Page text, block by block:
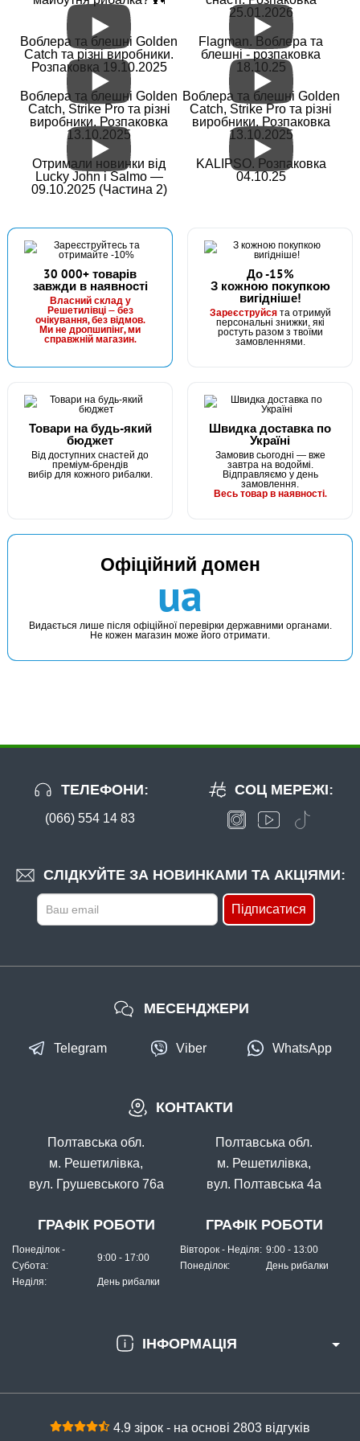
#2906450093297
В наявності
25 грн 2 шт.
КУПИТИ
Волосінь Winner KingFisher 30m. 0,12mm
#2906450093334
В наявності
25 грн 2 шт.
КУПИТИ
Волосінь Winner KingFisher 30m. 0,20mm
КУПИТИ
21 грн
#12059
21 грн 7 шт.
КУПИТИ
Волосінь Winner KingFisher 30m. 0,10mm (без упаковки)
В наявності
21 грн 2 шт.
25.01.2026
Воблера та блешні Golden
Catch та різні виробники.
Розпаковка 19.10.2025
Flagman. Воблера та
блешні - розпаковка
18.10.25
Воблера та блешні Golden
Catch, Strike Pro та різні
виробники. Розпаковка
13.10.2025
Воблера та блешні Golden
Catch, Strike Pro та різні
виробники. Розпаковка
13.10.2025
Отримали новинки від
Lucky John і Salmo —
09.10.2025 (Частина 2)
KALIPSO. Розпаковка
04.10.25
30 000+ товарів
завжди в наявності
Власний склад у
Решетилівці — без
очікування, без відмов.
Ми не дропшипінг, ми
справжній магазин.
До -15%
З кожною покупкою
вигідніше!
Зареєструйсята отримуй
персональні знижки, які
ростуть разом з твоїми
замовленнями.
Товари на будь-який
бюджет
Від доступних снастей до
преміум-брендів
вибір для кожного рибалки.
Швидка доставка по
Україні
Замовив сьогодні — вже
завтра на водоймі.
Відправляємо у день
замовлення.
Весь товар в наявності.
Офіційний домен
ua
Видається лише після офіційної перевірки державними органами.
Не кожен магазин може його отримати.
ТЕЛЕФОНИ:
(066) 554 14 83
СЛІДКУЙТЕ ЗА НОВИНКАМИ ТА АКЦІЯМИ:
Підписатися
СОЦ МЕРЕЖІ:
ІНФОРМАЦІЯ
КОНТАКТИ
Полтавська обл.
м. Решетилівка,
вул. Грушевського 76а
ГРАФІК РОБОТИ
Понеділок -
Субота:
9:00 - 17:00
Неділя: День рибалки
Полтавська обл.
м. Решетилівка,
вул. Полтавська 4а
ГРАФІК РОБОТИ
Вівторок - Неділя: 9:00 - 13:00
Понеділок:
День рибалки
МЕСЕНДЖЕРИ
Telegram Viber WhatsApp
4.9 зірок - на основі 2803 відгуків